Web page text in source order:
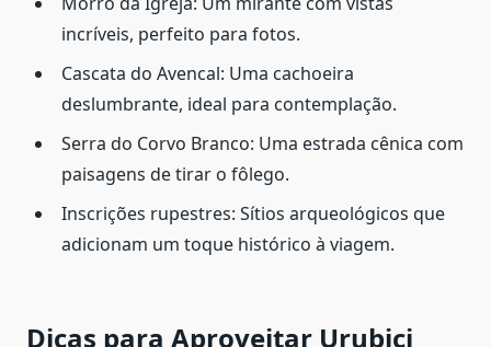
incríveis, perfeito para fotos.
Cascata do Avencal: Uma cachoeira
deslumbrante, ideal para contemplação.
Serra do Corvo Branco: Uma estrada cênica com
paisagens de tirar o fôlego.
Inscrições rupestres: Sítios arqueológicos que
adicionam um toque histórico à viagem.
Dicas para Aproveitar Urubici